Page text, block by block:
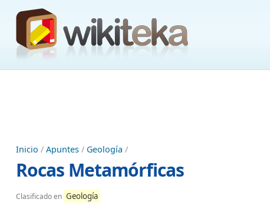
Inicio / Apuntes / Geología /
Rocas Metamórficas
Clasificado en Geología